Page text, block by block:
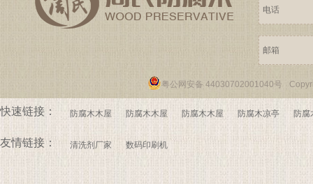
粤公网安备 44030702001040号
快速链接： 防腐木木屋 防腐木木屋 防腐木木屋 防腐木凉亭 防腐
友情链接： 清洗剂厂家 数码印刷机